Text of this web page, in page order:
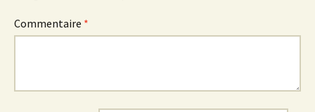
Commentaire *